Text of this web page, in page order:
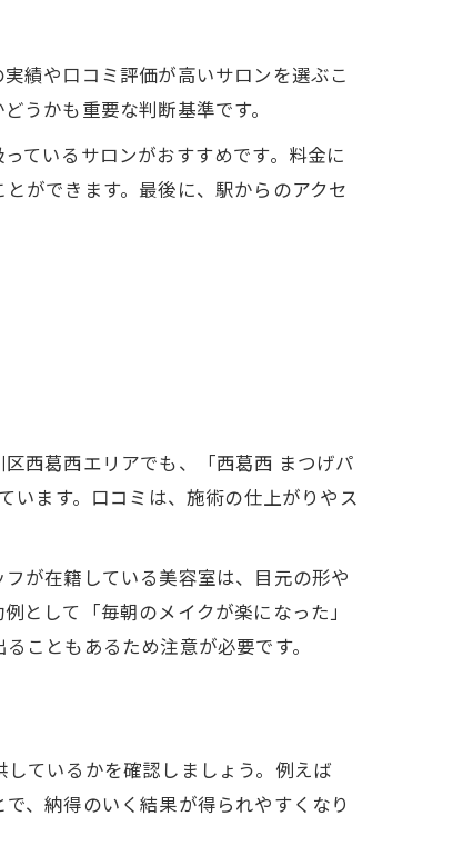
績や口コミ評価が高いサロンを選ぶこ
うかも重要な判断基準です。
ているサロンがおすすめです。料金に
ができます。最後に、駅からのアクセ
西葛西エリアでも、「西葛西 まつげパ
います。口コミは、施術の仕上がりやス
が在籍している美容室は、目元の形や
として「毎朝のメイクが楽になった」
こともあるため注意が必要です。
ているかを確認しましょう。例えば
、納得のいく結果が得られやすくなり